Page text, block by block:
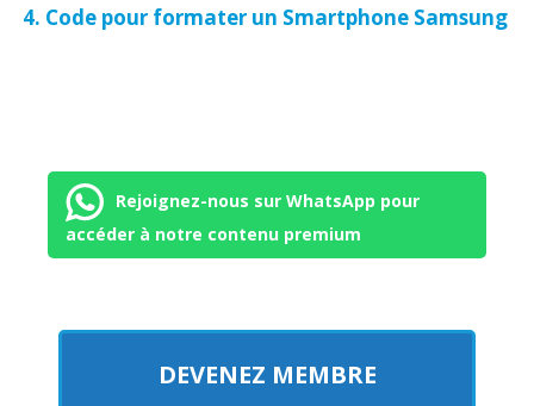
Code pour formater un Smartphone Samsung
Rejoignez-nous sur WhatsApp pour
accéder à notre contenu premium
DEVENEZ MEMBRE